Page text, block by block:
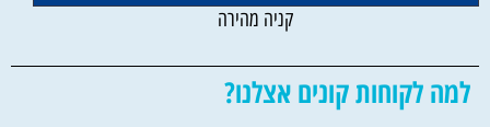
קניה מהירה
למה לקוחות קונים אצלנו?